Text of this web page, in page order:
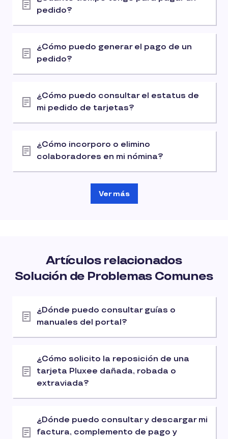
pedido?
¿Cómo puedo generar el pago de un
pedido?
¿Cómo puedo consultar el estatus de
mi pedido de tarjetas?
¿Cómo incorporo o elimino
colaboradores en mi nómina?
Ver más
Artículos relacionados
Solución de Problemas Comunes
¿Dónde puedo consultar guías o
manuales del portal?
¿Cómo solicito la reposición de una
tarjeta Pluxee dañada, robada o
extraviada?
¿Dónde puedo consultar y descargar mi
factura, complemento de pago y